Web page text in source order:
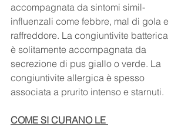
accompagnata da sintomi simil-
influenzali come febbre, mal di gola e
raffreddore. La congiuntivite batterica
è solitamente accompagnata da
secrezione di pus giallo o verde. La
congiuntivite allergica è spesso
associata a prurito intenso e starnuti.
COME SI CURANO LE